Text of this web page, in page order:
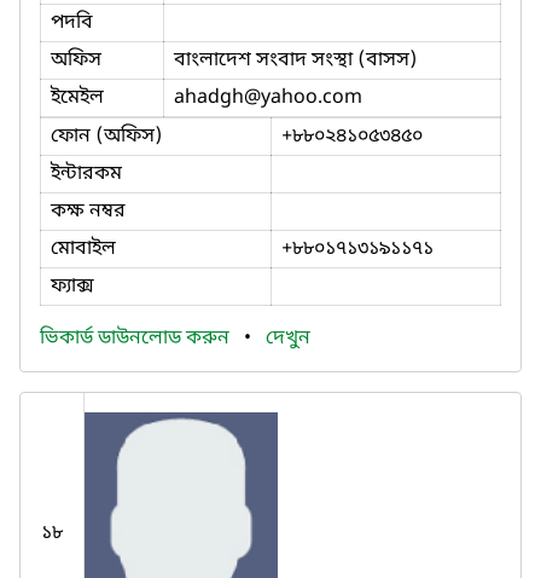
পদবি
অফিস
বাংলাদেশ সংবাদ সংস্থা (বাসস)
ইমেইল
ahadgh@yahoo.com
ফোন (অফিস)
+৮৮০২৪১০৫৩৪৫০
ইন্টারকম
কক্ষ নম্বর
মোবাইল
+৮৮০১৭১৩১৯১১৭১
ফ্যাক্স
ভিকার্ড ডাউনলোড করুন • দেখুন
১৮